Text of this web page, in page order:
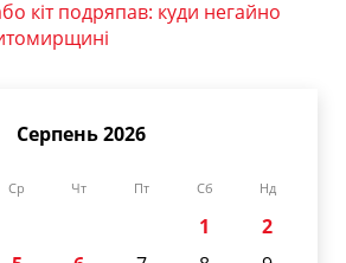
кіт подряпав: куди негайно
Серпень 2026
Ср Чт Пт Сб Нд
1
2